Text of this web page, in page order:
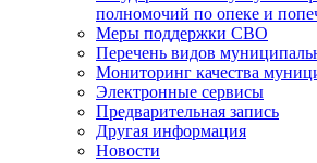
полномочий по опеке и
Меры поддержки СВО
Перечень видов
Мониторинг качества
Электронные сервисы
Предварительная запись
Другая информация
Новости